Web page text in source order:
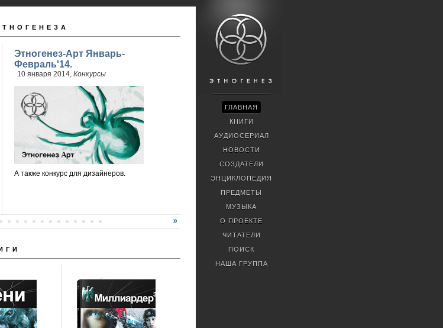
Этногенез-Арт Январь-
Февраль'14.
10 января 2014, Конкурсы
А также конкурс для дизайнеров.
ГЛАВНАЯ
КНИГИ
АУДИОСЕРИАЛ
НОВОСТИ
СОЗДАТЕЛИ
ЭНЦИКЛОПЕДИЯ
ПРЕДМЕТЫ
МУЗЫКА
О ПРОЕКТЕ
ЧИТАТЕЛИ
ПОИСК
НАША ГРУППА